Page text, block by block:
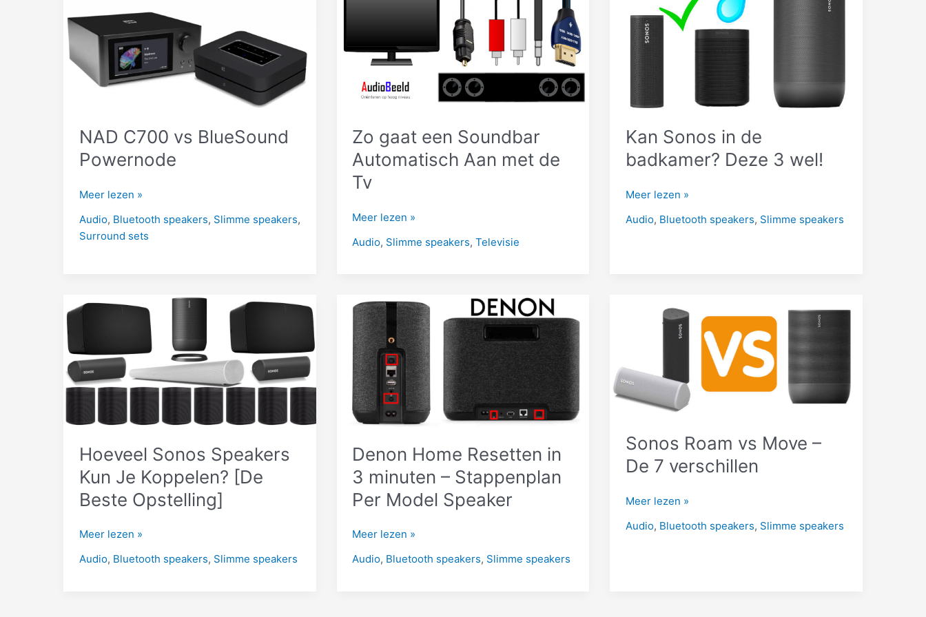
NAD C700 vs BlueSound
Powernode
NAD
vs
BlueSound
Meer lezen »
Audio, Bluetooth speakers, Slimme speakers,
Surround sets
Zo gaat een Soundbar
Automatisch Aan met de
Tv
Zo
een
Aan
met
de
Tv
Meer lezen »
Audio, Slimme speakers,Televisie
Kan Sonos in de
badkamer? Deze 3 wel!
Kan
in
Meer lezen »
Audio, Bluetooth speakers, Slimme speakers
Hoeveel Sonos Speakers
Kun Je Koppelen? [De
Beste Opstelling]
Hoeveel
Speakers
Meer lezen »
Audio, Bluetooth speakers, Slimme speakers
Denon Home Resetten in
3 minuten – Stappenplan
Per Model Speaker
Denon
Resetten
Meer lezen »
Audio, Bluetooth speakers, Slimme speakers
Sonos Roam vs Move –
De 7 verschillen
Sonos
vs
Meer lezen »
Audio, Bluetooth speakers, Slimme speakers